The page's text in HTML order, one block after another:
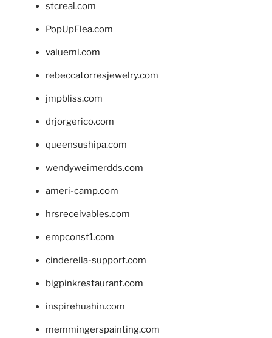
stcreal.com
PopUpFlea.com
valueml.com
rebeccatorresjewelry.com
jmpbliss.com
drjorgerico.com
queensushipa.com
wendyweimerdds.com
ameri-camp.com
hrsreceivables.com
empconst1.com
cinderella-support.com
bigpinkrestaurant.com
inspirehuahin.com
memmingerspainting.com